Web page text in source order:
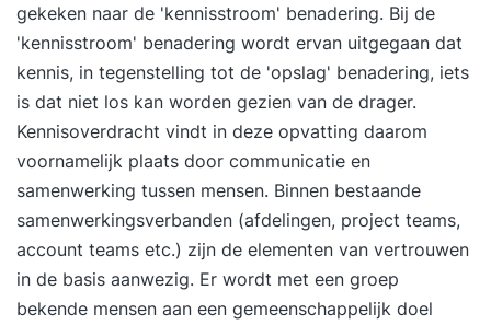
gekeken naar de 'kennisstroom' benadering. Bij de
'kennisstroom' benadering wordt ervan uitgegaan dat
kennis, in tegenstelling tot de 'opslag' benadering, iets
is dat niet los kan worden gezien van de drager.
Kennisoverdracht vindt in deze opvatting daarom
voornamelijk plaats door communicatie en
samenwerking tussen mensen. Binnen bestaande
samenwerkingsverbanden (afdelingen, project teams,
account teams etc.) zijn de elementen van vertrouwen
in de basis aanwezig. Er wordt met een groep
bekende mensen aan een gemeenschappelijk doel